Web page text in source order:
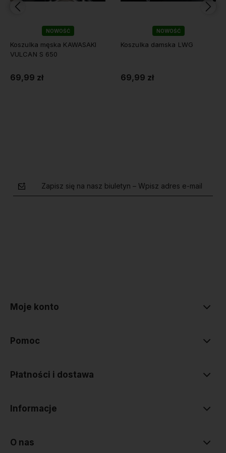
NOWOŚĆ
Koszulka męska KAWASAKI
VULCAN S 650
69,99 zł
NOWOŚĆ
Koszulka damska LWG
69,99 zł
Zapisz się na nasz biuletyn – Wpisz adres e-mail
Moje konto
Pomoc
Płatności i dostawa
Informacje
O nas